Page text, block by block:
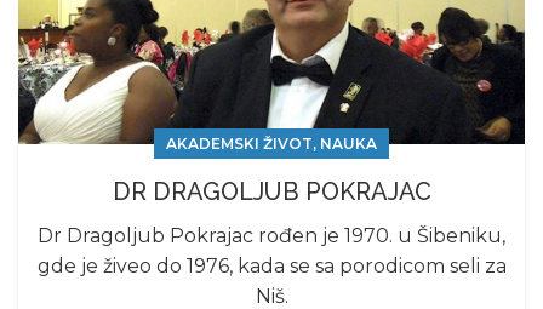
AKADEMSKI ŽIVOT, NAUKA
DR DRAGOLJUB POKRAJAC
Dr Dragoljub Pokrajac rođen je 1970. u Šibeniku,
gde je živeo do 1976, kada se sa porodicom seli za
Niš.